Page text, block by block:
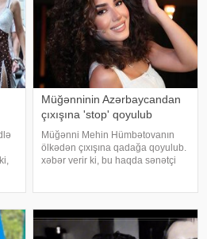
Müğənninin Azərbaycandan
çıxışına 'stop' qoyulub
Müğənni Mehin Hümbətovanın
ölkədən çıxışına qadağa qoyulub.
xəbər verir ki, bu haqda sənətçi
bilmirəm. "Stop"u